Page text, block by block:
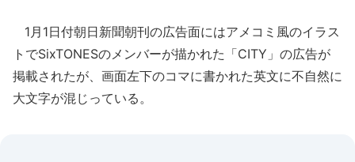
1月1日付朝日新聞朝刊の広告面にはアメコミ風のイラス
トでSixTONESのメンバーが描かれた「CITY」の広告が
掲載されたが、画面左下のコマに書かれた英文に不自然に
大文字が混じっている。